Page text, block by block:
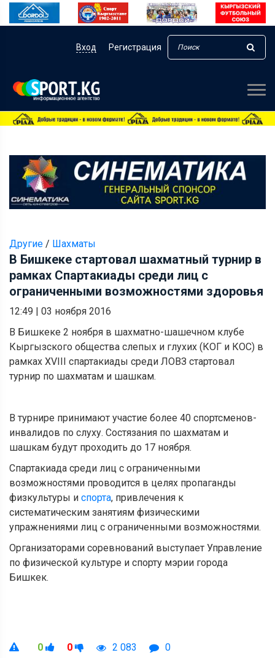
Вход Регистрация
Другие / Шахматы
В Бишкеке стартовал шахматный турнир в
рамках Спартакиады среди лиц с
ограниченными возможностями здоровья
12:49 | 03 ноября 2016
В Бишкеке 2 ноября в шахматно-шашечном клубе
Кыргызского общества слепых и глухих (КОГ и КОС) в
рамках XVIII спартакиады среди ЛОВЗ стартовал
турнир по шахматам и шашкам.
В турнире принимают участие более 40 спортсменов-
инвалидов по слуху. Состязания по шахматам и
шашкам будут проходить до 17 ноября.
Спартакиада среди лиц с ограниченными
возможностями проводится в целях пропаганды
физкультуры и спорта, привлечения к
систематическим занятиям физическими
упражнениями лиц с ограниченными возможностями.
Организаторами соревнований выступает Управление
по физической культуре и спорту мэрии города
Бишкек.
0 0 2 083 0